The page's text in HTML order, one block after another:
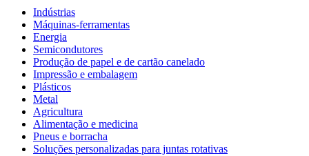
Indústrias
Máquinas-ferramentas
Energia
Semicondutores
Produção de papel e de cartão canelado
Impressão e embalagem
Plásticos
Metal
Agricultura
Alimentação e medicina
Pneus e borracha
Soluções personalizadas para juntas rotativas